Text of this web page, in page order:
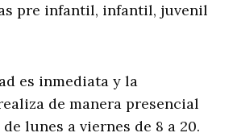
pre infantil, infantil, juvenil
es inmediata y la
de manera presencial
lunes a viernes de 8 a 20.